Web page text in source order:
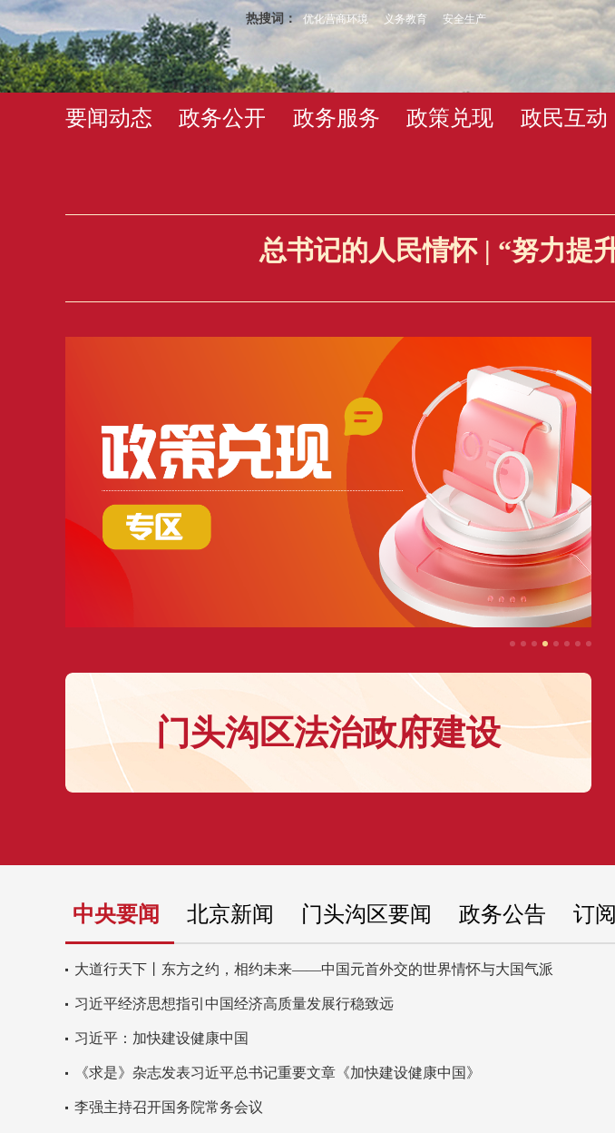
热搜词： 优化营商环境 义务教育 安全生产
要闻动态 政务公开 政务服务 政策兑现 政民互动
总书记的人民情怀 | “努力提
门头沟区法治政府建设
中央要闻 北京新闻 门头沟区要闻 政务公告 订
大道行天下丨东方之约，相约未来——中国元首外交的世界情怀与大国气派
习近平经济思想指引中国经济高质量发展行稳致远
习近平：加快建设健康中国
《求是》杂志发表习近平总书记重要文章《加快建设健康中国》
李强主持召开国务院常务会议